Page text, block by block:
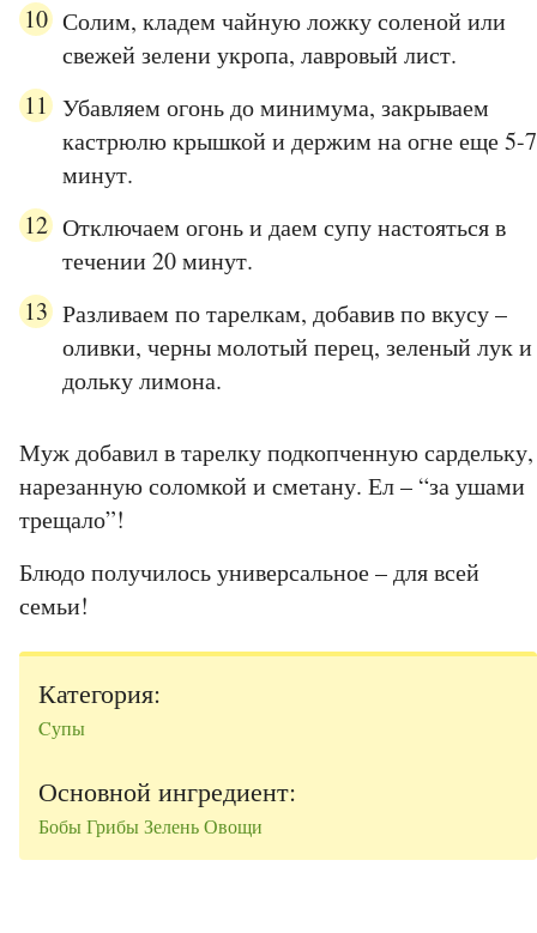
Солим, кладем чайную ложку соленой или
свежей зелени укропа, лавровый лист.
Убавляем огонь до минимума, закрываем
кастрюлю крышкой и держим на огне еще 5-7
минут.
Отключаем огонь и даем супу настояться в
течении 20 минут.
Разливаем по тарелкам, добавив по вкусу –
оливки, черны молотый перец, зеленый лук и
дольку лимона.
Муж добавил в тарелку подкопченную сардельку,
нарезанную соломкой и сметану. Ел – “за ушами
трещало”!
Блюдо получилось универсальное – для всей
семьи!
Категория:
Cупы
Основной ингредиент:
БобыГрибыЗеленьОвощи